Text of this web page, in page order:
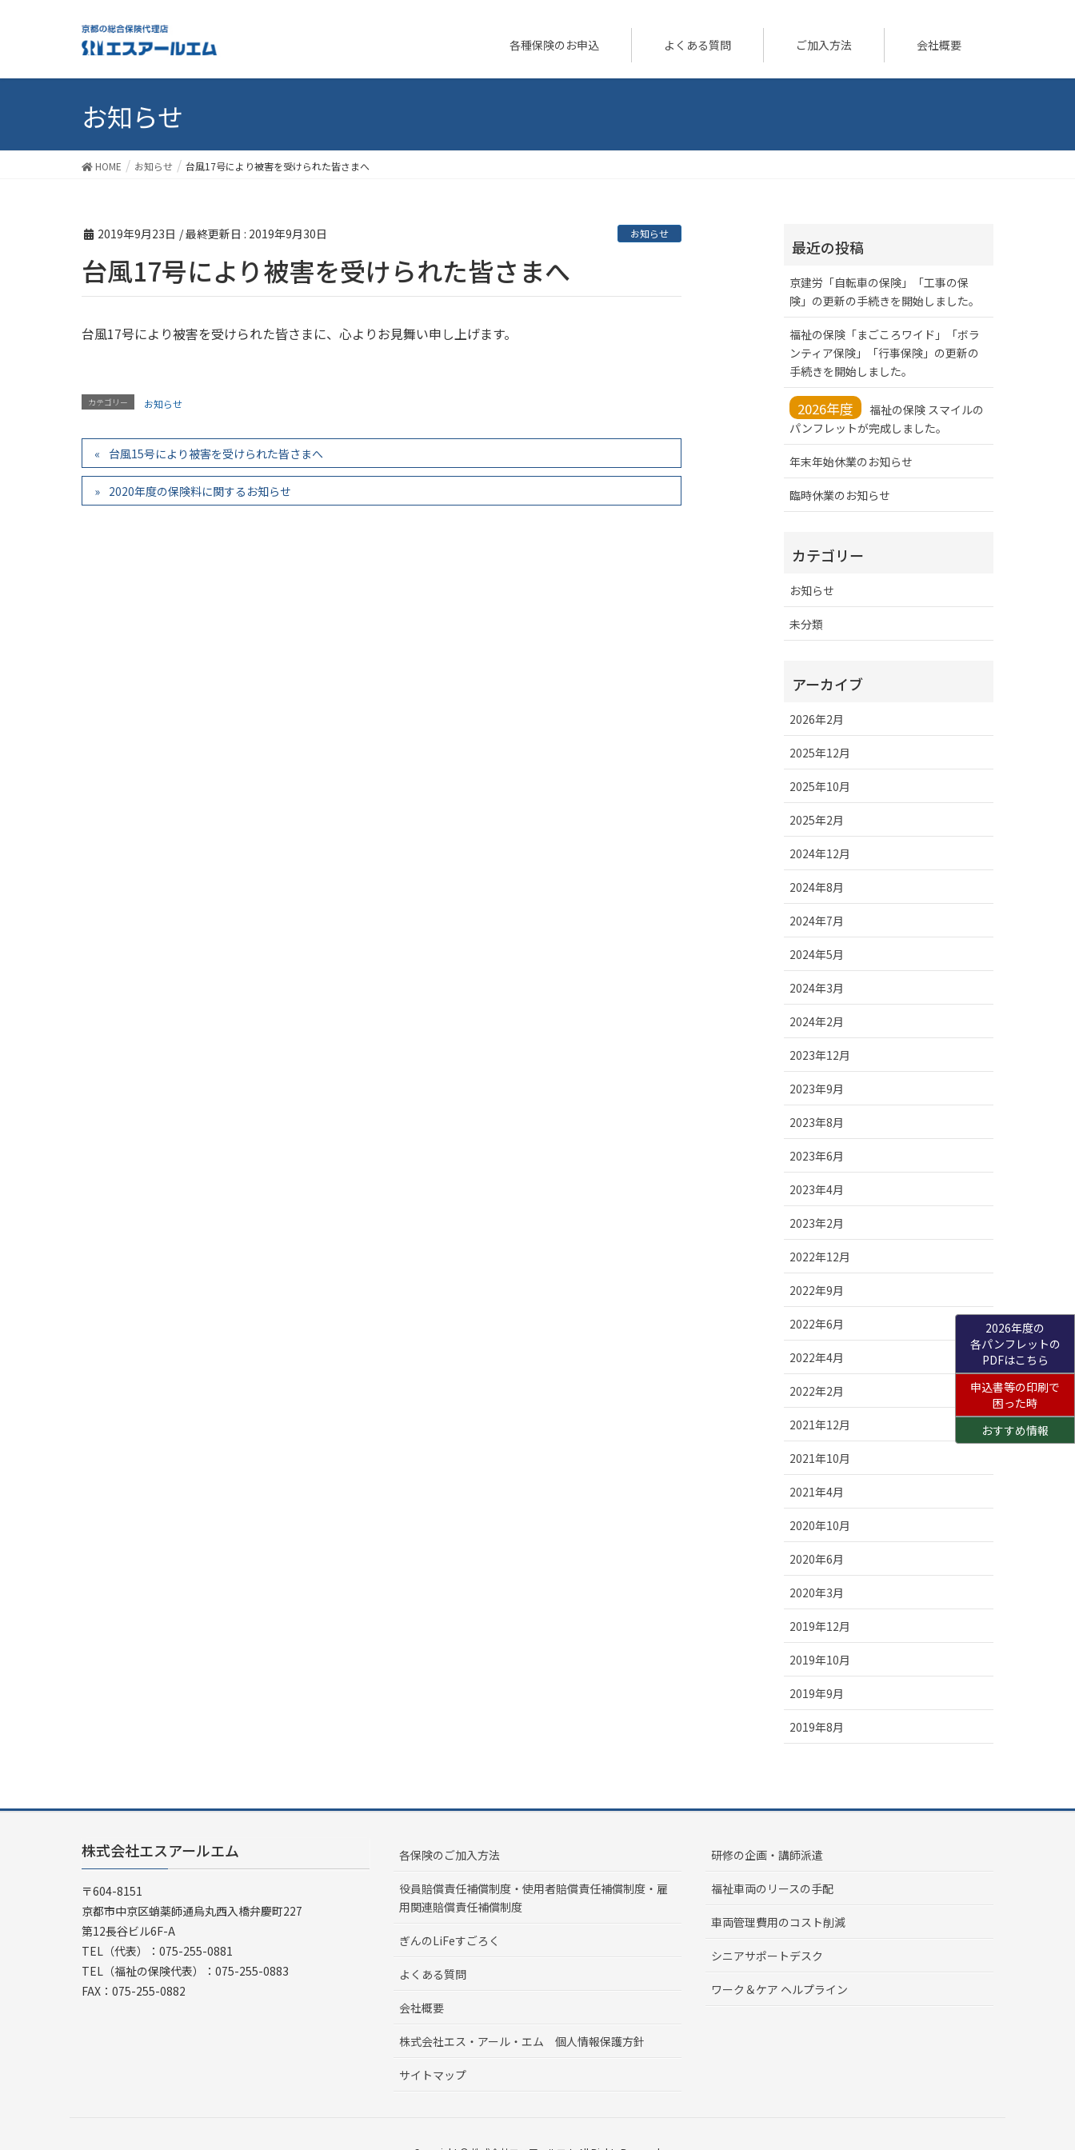
各種保険のお申込 よくある質問 ご加入方法 会社概要
お知らせ
HOME お知らせ 台風17号により被害を受けられた皆さまへ
2019年9月23日 / 最終更新日 : 2019年9月30日 お知らせ
台風17号により被害を受けられた皆さまへ
台風17号により被害を受けられた皆さまに、心よりお見舞い申し上げます。
カテゴリー お知らせ
台風15号により被害を受けられた皆さまへ
2020年度の保険料に関するお知らせ
最近の投稿
京建労「自転車の保険」「工事の保
険」の更新の手続きを開始しました。
福祉の保険「まごころワイド」「ボラ
ンティア保険」「行事保険」の更新の
手続きを開始しました。
2026年度
福祉の保険 スマイルの
パンフレットが完成しました。
年末年始休業のお知らせ
臨時休業のお知らせ
カテゴリー
お知らせ
未分類
アーカイブ
2026年2月
2025年12月
2025年10月
2025年2月
2024年12月
2024年8月
2024年7月
2024年5月
2024年3月
2024年2月
2023年12月
2023年9月
2023年8月
2023年6月
2023年4月
2023年2月
2022年12月
2022年9月
2022年6月
2022年4月
2022年2月
2021年12月
2021年10月
2021年4月
2020年10月
2020年6月
2020年3月
2019年12月
2019年10月
2019年9月
2019年8月
株式会社エスアールエム
〒604-8151
京都市中京区蛸薬師通烏丸西入橋弁慶町227
第12長谷ビル6F-A
TEL（代表）：075-255-0881
TEL（福祉の保険代表）：075-255-0883
FAX：075-255-0882
各保険のご加入方法
役員賠償責任補償制度・使用者賠償責任補償制度・雇
用関連賠償責任補償制度
ぎんのLiFeすごろく
よくある質問
会社概要
株式会社エス・アール・エム 個人情報保護方針
サイトマップ
研修の企画・講師派遣
福祉車両のリースの手配
車両管理費用のコスト削減
シニアサポートデスク
ワーク＆ケア ヘルプライン
2026年度の
各パンフレットの
PDFはこちら
申込書等の印刷で
困った時
おすすめ情報